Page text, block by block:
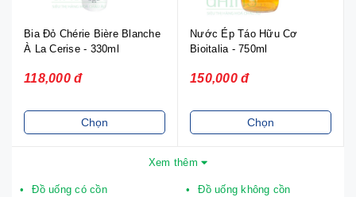
Bia Đỏ Chérie Bière Blanche
À La Cerise - 330ml
118,000 đ
Chọn
Nước Ép Táo Hữu Cơ
Bioitalia - 750ml
150,000 đ
Chọn
Xem thêm
Đồ uống có cồn
Đồ uống không cồn